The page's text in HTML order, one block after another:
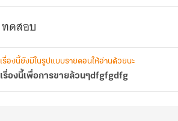
ทดสอบ
เรื่องนี้ยังมีในรูปแบบรายตอนให้อ่านด้วยนะ
เรื่องนี้เพื่อการขายล้วนๆdfgfgdfg